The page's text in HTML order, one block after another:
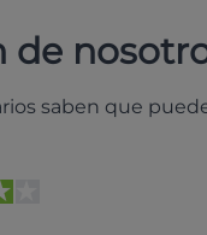
de
saben que